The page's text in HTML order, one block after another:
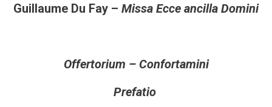
Guillaume Du Fay – Missa Ecce ancilla Domini
Offertorium – Confortamini
Prefatio